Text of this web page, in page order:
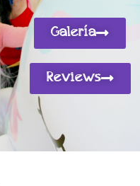
Galería
Reviews